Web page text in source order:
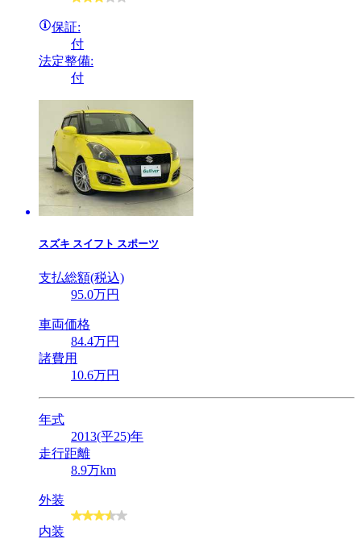
保証:
付
法定整備:
付
スズキ スイフト スポーツ
支払総額(税込)
95.0万円
車両価格
84.4万円
諸費用
10.6万円
年式
2013(平25)年
走行距離
8.9万km
外装
内装